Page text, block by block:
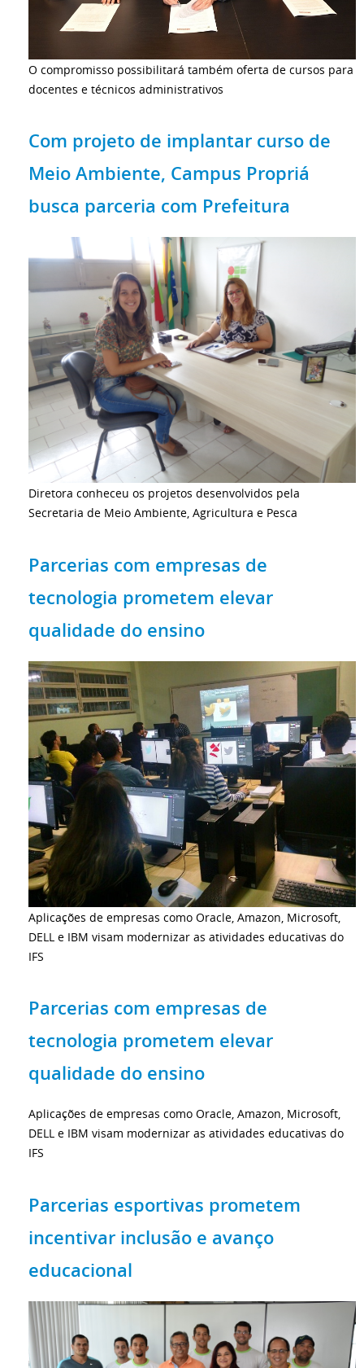
O compromisso possibilitará também oferta de cursos para
docentes e técnicos administrativos
Com projeto de implantar curso de
Meio Ambiente, Campus Propriá
busca parceria com Prefeitura
Diretora conheceu os projetos desenvolvidos pela
Secretaria de Meio Ambiente, Agricultura e Pesca
Parcerias com empresas de
tecnologia prometem elevar
qualidade do ensino
Aplicações de empresas como Oracle, Amazon, Microsoft,
DELL e IBM visam modernizar as atividades educativas do
IFS
Parcerias com empresas de
tecnologia prometem elevar
qualidade do ensino
Aplicações de empresas como Oracle, Amazon, Microsoft,
DELL e IBM visam modernizar as atividades educativas do
IFS
Parcerias esportivas prometem
incentivar inclusão e avanço
educacional